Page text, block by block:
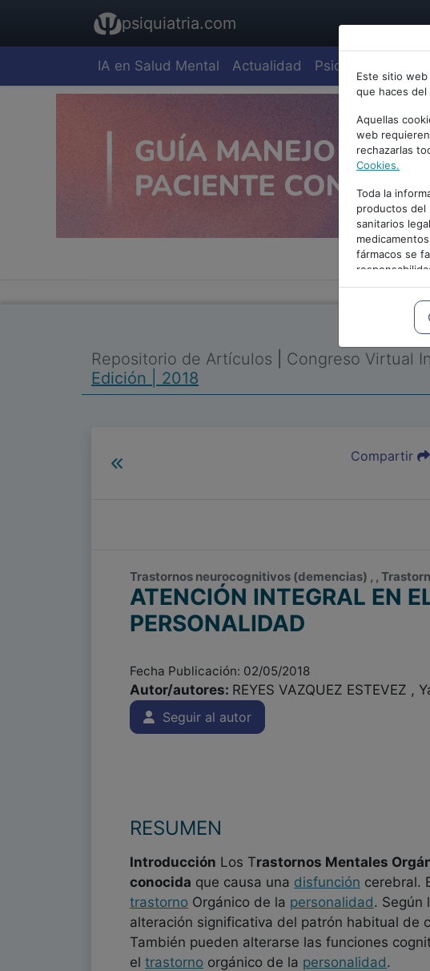
psiquiatria.com
IA en Salud Mental Actualidad Psiquiatría
Este sitio
que haces
Aquellas
web
rechazarlas
Cookies.
Toda la
productos del
sanitarios
fármacos se
adecuado a
Repositorio de Artículos Congreso Virtual
Edición | 2018
Compartir
Trastornos neurocognitivos (demencias) , ,
ATENCIÓN INTEGRAL EN
PERSONALIDAD
Fecha Publicación: 02/05/2018
Autor/autores: REYES VAZQUEZ ESTEVEZ
Seguir al autor
RESUMEN
Introducción Los Trastornos Mentales
conocida que causa una disfunción cerebral.
trastorno Orgánico de la personalidad. Según
alteración significativa del patrón habitual de
También pueden alterarse las funciones
el trastorno orgánico de la personalidad.